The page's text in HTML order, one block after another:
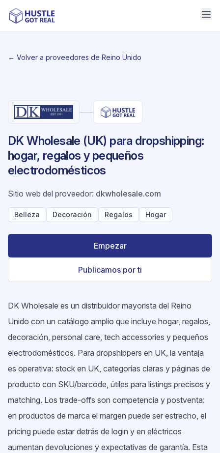
← Volver a proveedores de Reino Unido
DK Wholesale (UK) para dropshipping:
hogar, regalos y pequeños
electrodomésticos
Sitio web del proveedor: dkwholesale.com
Belleza Decoración Regalos Hogar
Empezar
Publicamos por ti
DK Wholesale es un distribuidor mayorista del Reino
Unido con un catálogo amplio que incluye hogar, regalos,
decoración, personal care, tech accessories y pequeños
electrodomésticos. Para dropshippers en UK, la ventaja
es operativa: stock en UK, categorías claras y páginas de
producto con SKU/barcode, útiles para listings precisos y
matching. Los trade-offs son competencia y postventa:
en productos de marca el margen puede ser estrecho, el
pricing puede estar detrás de login y en eléctricos
aumentan devoluciones y expectativas de garantía. Esta